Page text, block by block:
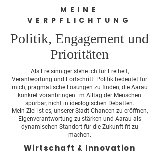
MEINE
VERPFLICHTUNG
Politik, Engagement und
Prioritäten
Als Freisinniger stehe ich für Freiheit,
Verantwortung und Fortschritt. Politik bedeutet für
mich, pragmatische Lösungen zu finden, die Aarau
konkret voranbringen. Im Alltag der Menschen
spürbar, nicht in ideologischen Debatten.
Mein Ziel ist es, unserer Stadt Chancen zu eröffnen,
Eigenverantwortung zu stärken und Aarau als
dynamischen Standort für die Zukunft fit zu
machen.
Wirtschaft & Innovation